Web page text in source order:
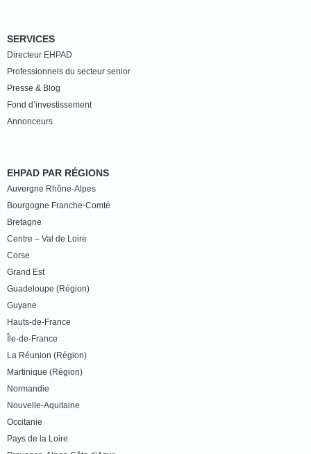
SERVICES
Directeur EHPAD
Professionnels du secteur senior
Presse & Blog
Fond d’investissement
Annonceurs
EHPAD PAR RÉGIONS
Auvergne Rhône-Alpes
Bourgogne Franche-Comté
Bretagne
Centre – Val de Loire
Corse
Grand Est
Guadeloupe (Région)
Guyane
Hauts-de-France
Île-de-France
La Réunion (Région)
Martinique (Région)
Normandie
Nouvelle-Aquitaine
Occitanie
Pays de la Loire